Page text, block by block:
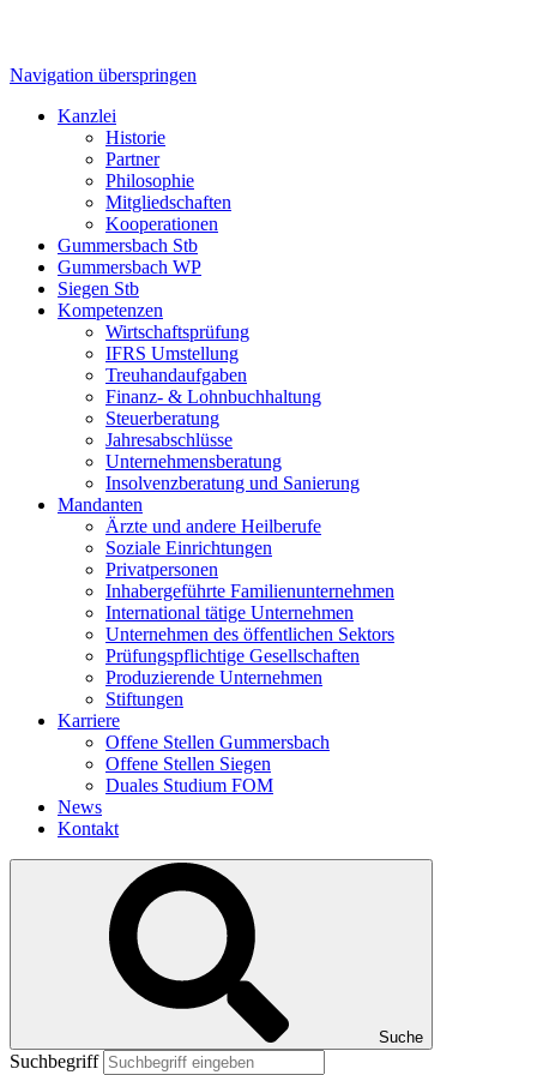
Kanzlei
Partner
Philosophie
Mitgliedschaften
Kooperationen
Gummersbach Stb
Gummersbach WP
Siegen Stb
Kompetenzen
Wirtschaftsprüfung
IFRS Umstellung
Treuhandaufgaben
Finanz- & Lohnbuchhaltung
Steuerberatung
Jahresabschlüsse
Unternehmensberatung
Insolvenzberatung und Sanierung
Mandanten
Ärzte und andere Heilberufe
Soziale Einrichtungen
Privatpersonen
Inhabergeführte Familienunternehmen
International tätige Unternehmen
Unternehmen des öffentlichen Sektors
Prüfungspflichtige Gesellschaften
Produzierende Unternehmen
Stiftungen
Karriere
Offene Stellen Gummersbach
Offene Stellen Siegen
Duales Studium FOM
News
Kontakt